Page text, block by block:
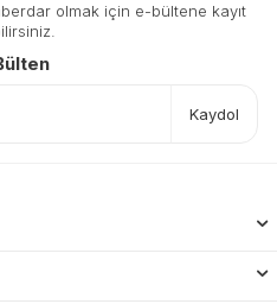
olmak için e-bültene kayıt
Kaydol